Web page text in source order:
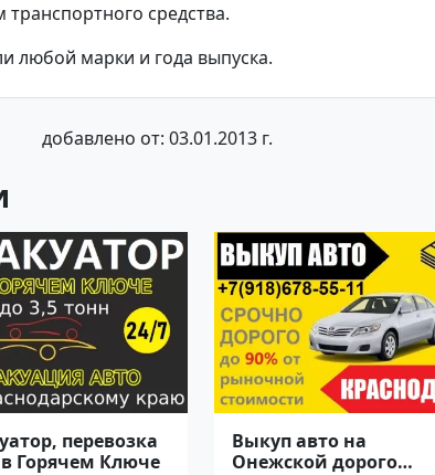
средства.
любой марки и года выпуска.
добавлено от: 03.01.2013 г.
перевозка
Горячем Ключе
Выкуп авто на
Онежской дорого